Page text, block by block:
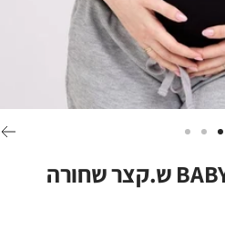
לשקופית
1
לשקופית
2
לשקופית
3